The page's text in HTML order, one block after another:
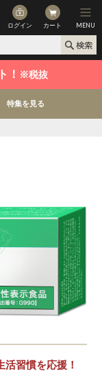
ログイン カート MENU
！ ※税抜
特集を見る
習慣を応援！